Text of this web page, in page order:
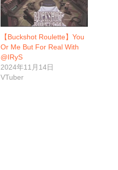
【Buckshot Roulette】You
Or Me But For Real With
@IRyS
2024年11月14日
VTuber